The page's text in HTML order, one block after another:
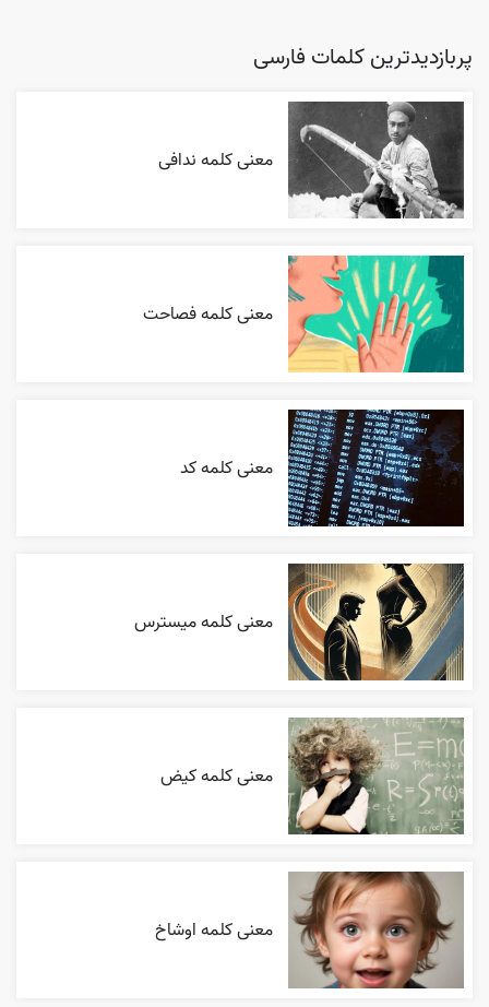
پربازدیدترین کلمات فارسی
معنی کلمه ندافی
معنی کلمه فصاحت
معنی کلمه کد
معنی کلمه میسترس
معنی کلمه کیض
معنی کلمه اوشاخ